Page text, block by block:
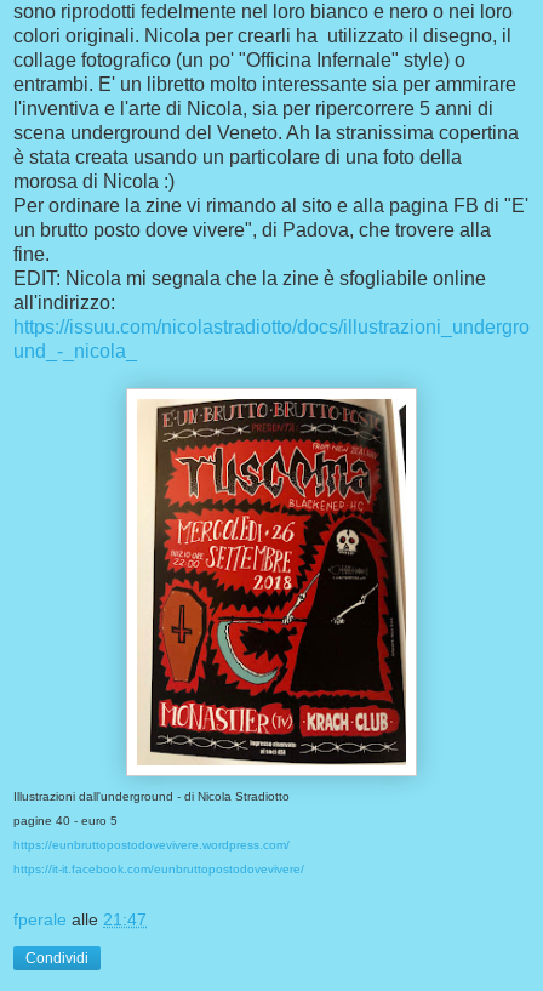
sono riprodotti fedelmente nel loro bianco e nero o nei loro
colori originali. Nicola per crearli ha utilizzato il disegno, il
collage fotografico (un po' "Officina Infernale" style) o
entrambi. E' un libretto molto interessante sia per ammirare
l'inventiva e l'arte di Nicola, sia per ripercorrere 5 anni di
scena underground del Veneto. Ah la stranissima copertina
è stata creata usando un particolare di una foto della
morosa di Nicola :)
Per ordinare la zine vi rimando al sito e alla pagina FB di "E'
un brutto posto dove vivere", di Padova, che trovere alla
fine.
EDIT: Nicola mi segnala che la zine è sfogliabile online
all'indirizzo:
https://issuu.com/nicolastradiotto/docs/illustrazioni_undergro
und_-_nicola_
Illustrazioni dall'underground - di Nicola Stradiotto
pagine 40 - euro 5
https://eunbruttopostodovevivere.wordpress.com/
https://it-it.facebook.com/eunbruttopostodovevivere/
fperale alle 21:47
Condividi